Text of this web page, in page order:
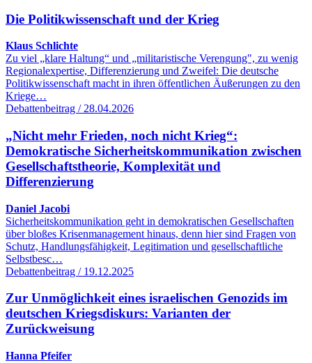
Die Politikwissenschaft und der Krieg
Klaus Schlichte
Zu viel „klare Haltung“ und „militaristische Verengung", zu wenig
Regionalexpertise, Differenzierung und Zweifel: Die deutsche
Politikwissenschaft macht in ihren öffentlichen Äußerungen zu den
Kriege…
Debattenbeitrag / 28.04.2026
„Nicht mehr Frieden, noch nicht Krieg“:
Demokratische Sicherheitskommunikation zwischen
Gesellschaftstheorie, Komplexität und
Differenzierung
Daniel Jacobi
Sicherheitskommunikation geht in demokratischen Gesellschaften
über bloßes Krisenmanagement hinaus, denn hier sind Fragen von
Schutz, Handlungsfähigkeit, Legitimation und gesellschaftliche
Selbstbesc…
Debattenbeitrag / 19.12.2025
Zur Unmöglichkeit eines israelischen Genozids im
deutschen Kriegsdiskurs: Varianten der
Zurückweisung
Hanna Pfeifer